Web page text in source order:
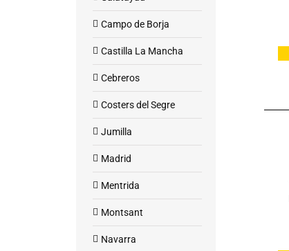
Campo de Borja
Castilla La Mancha
Cebreros
Costers del Segre
Jumilla
Madrid
Mentrida
Montsant
Navarra